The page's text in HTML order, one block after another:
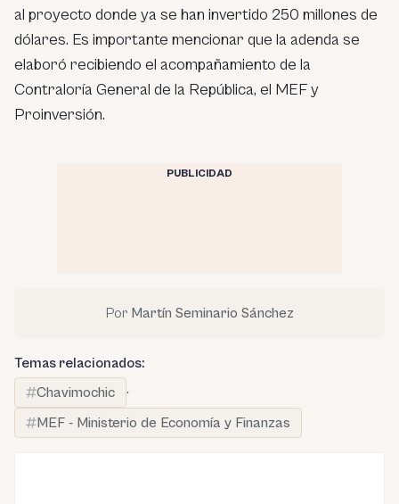
al proyecto donde ya se han invertido 250 millones de
dólares. Es importante mencionar que la adenda se
elaboró recibiendo el acompañamiento de la
Contraloría General de la República, el MEF y
Proinversión.
PUBLICIDAD
Por Martín Seminario Sánchez
Temas relacionados:
Chavimochic
·
MEF - Ministerio de Economía y Finanzas